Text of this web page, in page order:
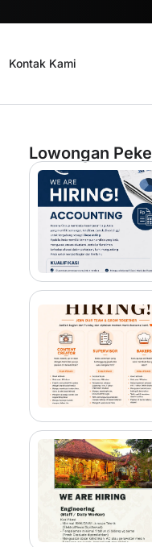
Kontak Kami
Lowongan